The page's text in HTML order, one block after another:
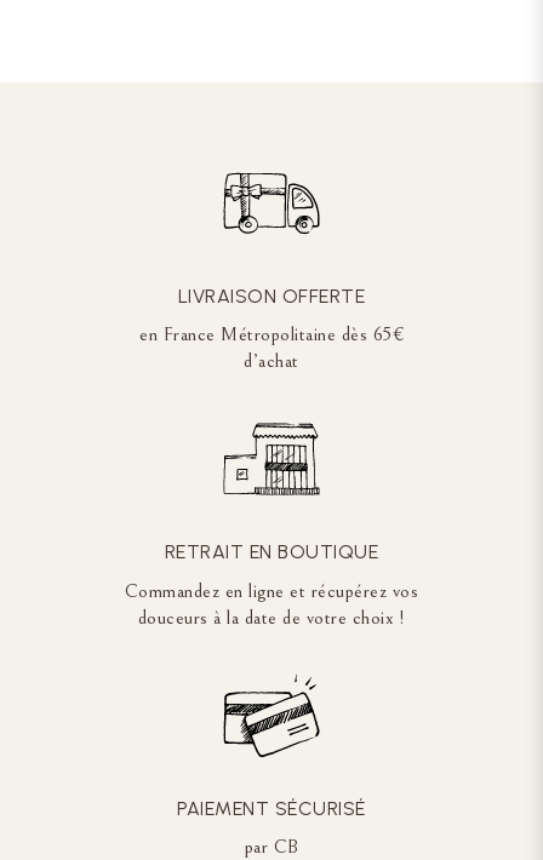
LIVRAISON OFFERTE
en France Métropolitaine dès 65€
d’achat
RETRAIT EN BOUTIQUE
Commandez en ligne et récupérez vos
douceurs à la date de votre choix !
PAIEMENT SÉCURISÉ
par CB